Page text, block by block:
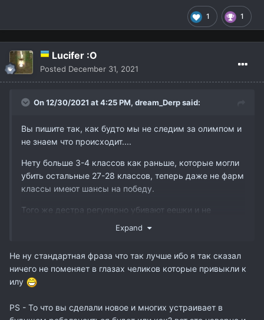
1 1
Lucifer :O
Posted December 31, 2021
On 12/30/2021 at 4:25 PM, dream_Derpsaid:
Вы пишите так, как будто мы не следим за олимпом и
не знаем что происходит....
Нету больше 3-4 классов как раньше, которые могли
убить остальные 27-28 классов, теперь даже не фарм
классы имеют шансы на победу.
Того же дестра регулярно убивают еешки и не
у каждого класса должен быть антикласс - только
тогда олимп будет по настоящему интересный и
многогранный, а фармить всех подряд одним чаром,
корейцы смогли довести до ума только на ХФ...
Expand
Не ну стандартная фраза что так лучше ибо я так сказал
ничего не поменяет в глазах челиков которые привыкли к
илу
PS - То что вы сделали новое и многих устраивает в